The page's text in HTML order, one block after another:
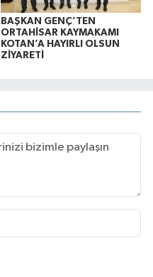
BAŞKAN GENÇ’TEN
ORTAHİSAR KAYMAKAMI
KOTAN’A HAYIRLI OLSUN
ZİYARETİ